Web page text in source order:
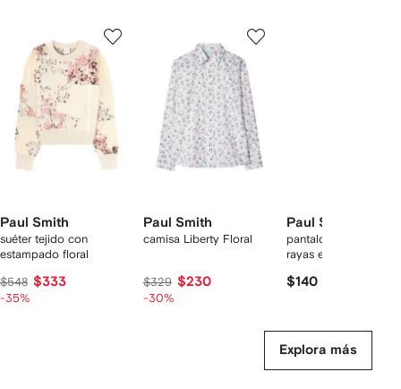
Paul Smith
suéter tejido con
estampado floral
$548 $333
-35%
Paul Smith
camisa Liberty Floral
$329 $230
-30%
Paul Smith
pantalones skinny
rayas en la pretina
$140
Explora más